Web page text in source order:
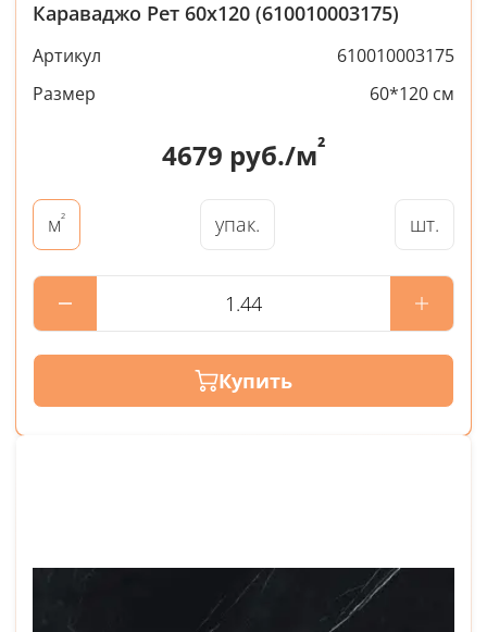
Караваджо Рет 60x120 (610010003175)
Артикул
610010003175
Размер
60*120 см
4679 руб./м²
м² упак. шт.
Купить